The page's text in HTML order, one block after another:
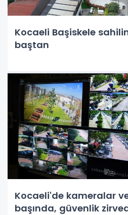
Kocaeli Başiskele
baştan
Kocaeli'de kameralar
başında, güvenlik